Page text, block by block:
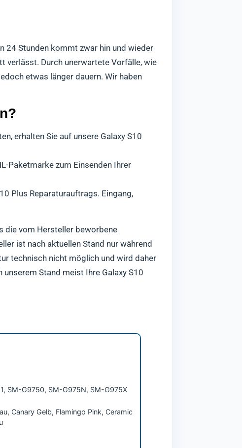
24 Stunden kommt zwar hin und wieder
verlässt. Durch unerwartete Vorfälle, wie
etwas länger dauern. Wir haben
erhalten Sie auf unsere Galaxy S10
Paketmarke zum Einsenden Ihrer
Plus Reparaturauftrags. Eingang,
die vom Hersteller beworbene
ist nach aktuellen Stand nur während
technisch nicht möglich und wird daher
Stand meist Ihre Galaxy S10
SM-G9750, SM-G975N, SM-G975X
Canary Gelb, Flamingo Pink, Ceramic